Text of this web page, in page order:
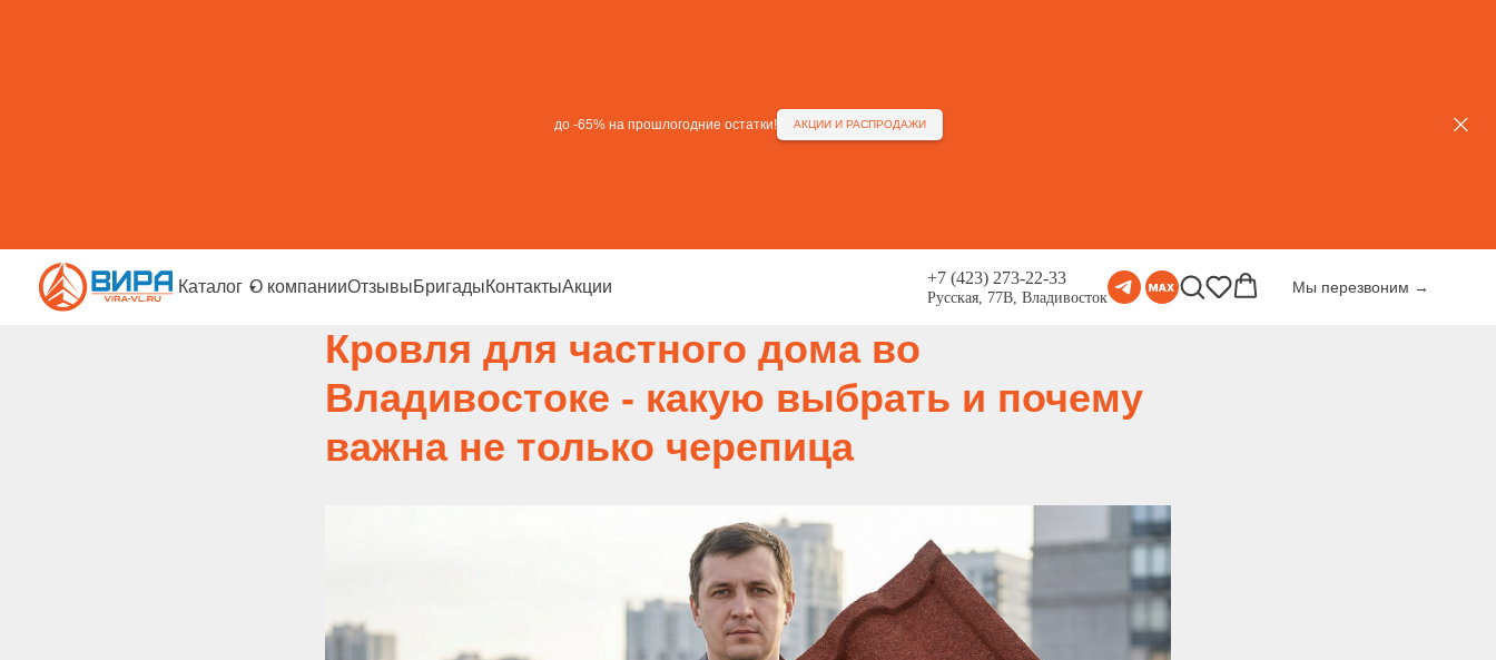
до -65% на прошлогодние остатки! АКЦИИ И РАСПРОДАЖИ
Каталог О компанииОтзывыБригадыКонтактыАкции +7 (423) 273-22-33
Русская, 77В, Владивосток
Мы перезвоним →
Кровля для частного дома во
Владивостоке - какую выбрать и почему
важна не только черепица